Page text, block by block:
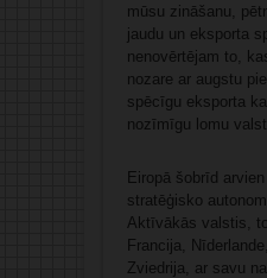
mūsu zināšanu,
jaudu un eksporta
nenovērtējam to,
nozare ar augstu
spēcīgu eksporta
nozīmīgu lomu
Eiropā šobrīd
stratēģisko
Aktīvākās valstis,
Francija,
Zviedrija, ar savu